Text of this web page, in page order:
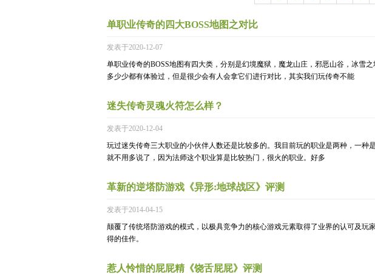
单职业传奇的四大BOSS地图之对比
发表于2020-12-07
单职业传奇的BOSS地图有四大类，分别是幻境魔狱，魔龙山庄，邪恶山谷，冰雪
多少少都有体验过，但是很少会有人会拿它们进行对比，其实我们玩传奇不能
迷失传奇灵魂火符怎么样？
发表于2020-12-04
玩过迷失传奇三大职业的小伙伴人数还是比较多的。我目前玩的职业是两种，一种
就不用多说了，因为法师这个职业算是比较热门，很火的职业。好多
革新的逆塔防游戏《异形:地球战区》评测
发表于2014-04-15
颠覆了传统塔防游戏的模式，以极具竞争力的核心游戏元素取得了业界的认可及玩
得的佳作。
惹人怜惜的屁屁精《饶舌屁屁》评测